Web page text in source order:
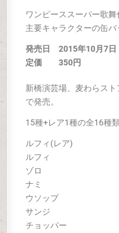
ワンピーススーパー歌
主要キャラクターの缶バ
発売日 2015年10月7日
定価 350円
新橋演芸場、麦わらス
で発売。
15種+レア1種の全16種
ルフィ(レア)
ルフィ
ゾロ
ナミ
ウソップ
サンジ
チョッパー